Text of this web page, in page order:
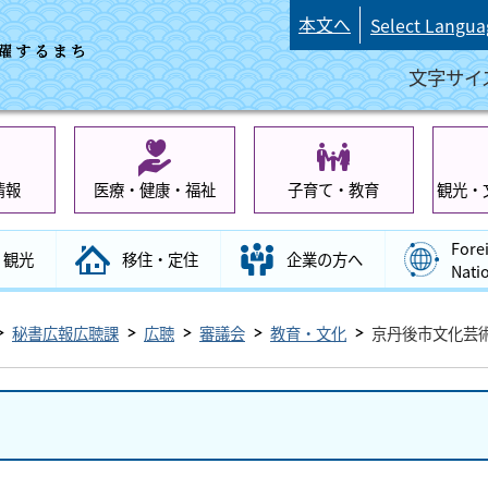
本文へ Select
文字サイ
報 医療・健康・福祉 子育て・教育 観光・
観光 移住・定住 企業の方へ
秘書広報広聴課 広聴 審議会 教育・文化 京丹後市文化芸